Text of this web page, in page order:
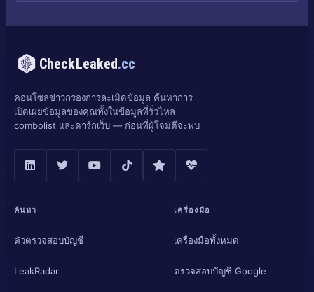
CheckLeaked.cc
คอนโซลข่าวกรองการละเมิดข้อมูล ค้นหาการ
เปิดเผยข้อมูลของคุณทั้งในข้อมูลที่รั่วไหล
combolist และดาร์กเว็บ — ก่อนที่ผู้โจมตีจะพบ
ค้นหา
ตัวตรวจสอบบัญชี
LeakRadar
เครื่องมือ
เครื่องมือทั้งหมด
ตรวจสอบบัญชี Google